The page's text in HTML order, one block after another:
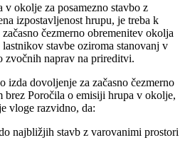
okolje za posamezno stavbo z
izpostavljenost hrupu, je treba k
čezmerno obremenitev okolja
stavbe oziroma stanovanj v
zvočnih naprav na prireditvi.
izda dovoljenje za začasno čezmerno
brez Poročila o emisiji hrupa v okolje,
vloge razvidno, da:
najbližjih stavb z varovanimi prostori